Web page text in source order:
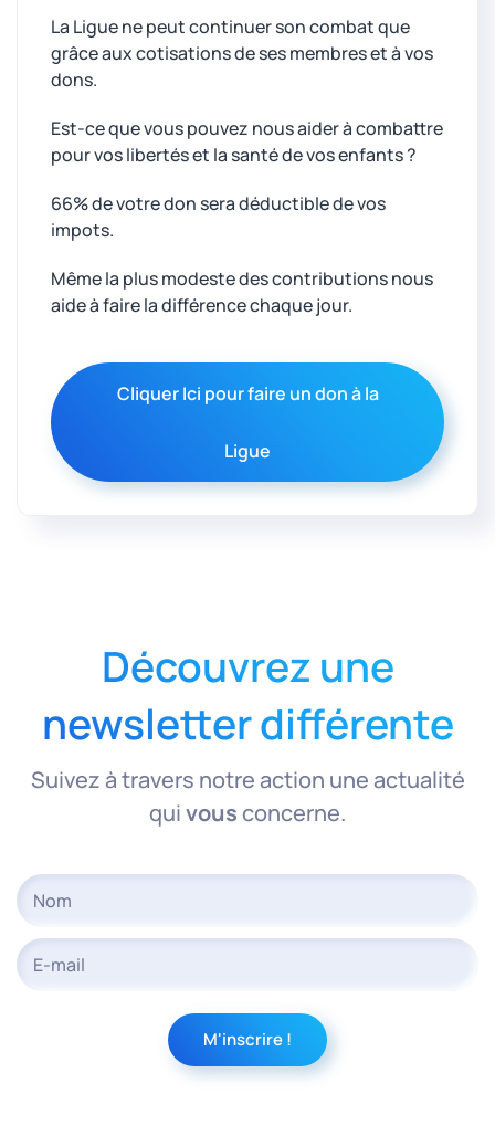
La Ligue ne peut continuer son combat que
grâce aux cotisations de ses membres et à vos
dons.
Est-ce que vous pouvez nous aider à combattre
pour vos libertés et la santé de vos enfants ?
66% de votre don sera déductible de vos
impots.
Même la plus modeste des contributions nous
aide à faire la différence chaque jour.
Cliquer Ici pour faire un don à la
Ligue
Découvrez une
newsletter différente
Suivez à travers notre action une actualité
quivousconcerne.